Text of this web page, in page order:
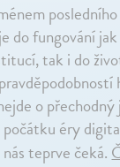
do fungování
tak i do
o
éry
nás teprve čeká.